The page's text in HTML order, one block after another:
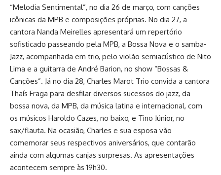
“Melodia Sentimental”, no dia 26 de março, com canções
icônicas da MPB e composições próprias. No dia 27, a
cantora Nanda Meirelles apresentará um repertório
sofisticado passeando pela MPB, a Bossa Nova e o samba-
Jazz, acompanhada em trio, pelo violão semiacústico de Nito
Lima e a guitarra de André Barion, no show “Bossas &
Canções”. Já no dia 28, Charles Marot Trio convida a cantora
Thaís Fraga para desfilar diversos sucessos do jazz, da
bossa nova, da MPB, da música latina e internacional, com
os músicos Haroldo Cazes, no baixo, e Tino Júnior, no
sax/flauta. Na ocasião, Charles e sua esposa vão
comemorar seus respectivos aniversários, que contarão
ainda com algumas canjas surpresas. As apresentações
acontecem sempre às 19h30.